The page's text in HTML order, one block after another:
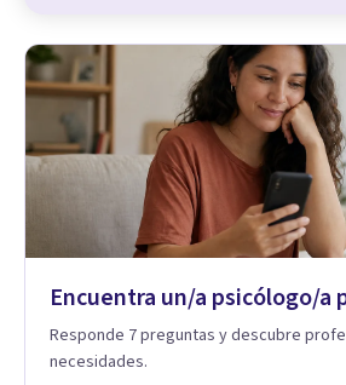
Encuentra un/a psicólogo/a
Responde 7 preguntas y descubre
necesidades.